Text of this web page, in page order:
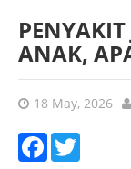
ANAK,
18 May, 2026
Facebook